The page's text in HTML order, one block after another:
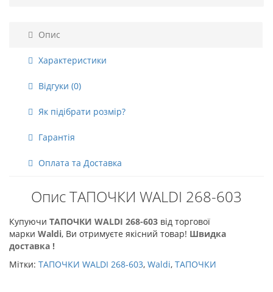
Опис
Характеристики
Відгуки (0)
Як підібрати розмір?
Гарантія
Оплата та Доставка
Опис ТАПОЧКИ WALDI 268-603
Купуючи ТАПОЧКИ WALDI 268-603 від торгової
марки Waldi, Ви отримуєте якісний товар! Швидка
доставка !
Мітки: ТАПОЧКИ WALDI 268-603, Waldi, ТАПОЧКИ